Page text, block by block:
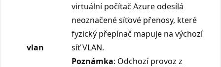
vlan
virtuální počítač Azure odesílá
neoznačené síťové přenosy, které
fyzický přepínač mapuje na výchozí
síť VLAN.
Poznámka: Odchozí provoz z